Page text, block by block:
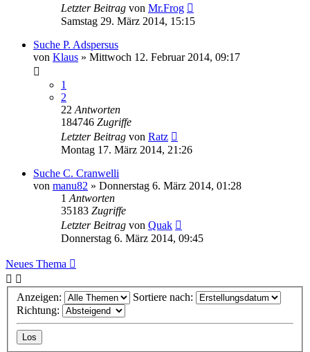
Letzter Beitrag von Mr.Frog
Samstag 29. März 2014, 15:15
Suche P. Adspersus
von Klaus » Mittwoch 12. Februar 2014, 09:17
1
2
22 Antworten
184746 Zugriffe
Letzter Beitrag von Ratz
Montag 17. März 2014, 21:26
Suche C. Cranwelli
von manu82 » Donnerstag 6. März 2014, 01:28
1 Antworten
35183 Zugriffe
Letzter Beitrag von Quak
Donnerstag 6. März 2014, 09:45
Neues Thema
Anzeigen:
Sortiere nach:
Richtung: